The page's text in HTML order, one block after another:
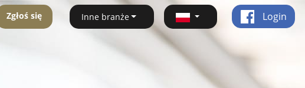
Zgłoś się Inne branże Login